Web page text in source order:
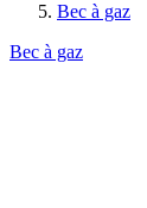
Bec à gaz
Bec à gaz